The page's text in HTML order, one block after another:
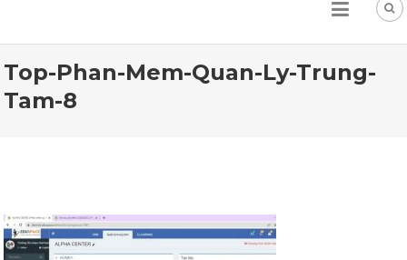
Top-Phan-Mem-Quan-Ly-Trung-
Tam-8